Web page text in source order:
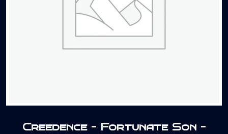
Creedence – Fortunate Son –